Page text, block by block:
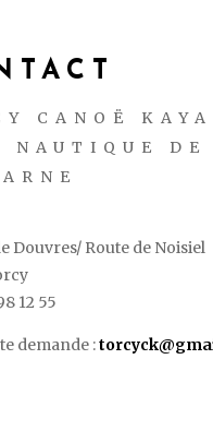
CANOË
NAUTIQUE
Douvres/ Route de Noisiel
12 55
demande :